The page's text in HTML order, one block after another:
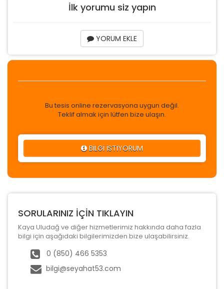
İlk yorumu siz yapın
YORUM EKLE
Bu tesis online rezervasyona uygun değil.
Teklif almak için lütfen bize ulaşın.
BİLGİ İSTİYORUM
SORULARINIZ İÇİN TIKLAYIN
Kaya Uludağ ve diğer hizmetlerimiz hakkında daha fazla
bilgi için aşağıdaki bilgilerimizden bize ulaşabilirsiniz.
0 (850) 466 5353
bilgi@seyahat53.com